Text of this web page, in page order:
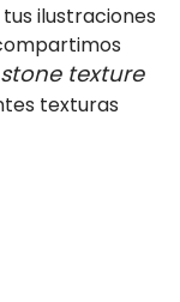
ilustraciones
stone texture
texturas